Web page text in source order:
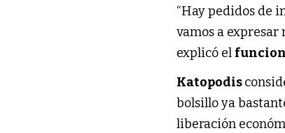
“Hay pedidos de
vamos a expresar
explicó el
Katopodis
bolsillo ya
liberación